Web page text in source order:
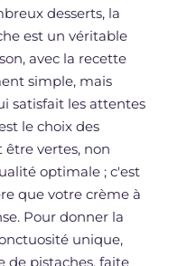
desserts, la
est un véritable
avec la recette
simple, mais
satisfait les attentes
le choix des
être vertes, non
optimale ; c'est
que votre crème à
Pour donner la
unique,
de pistaches, faite